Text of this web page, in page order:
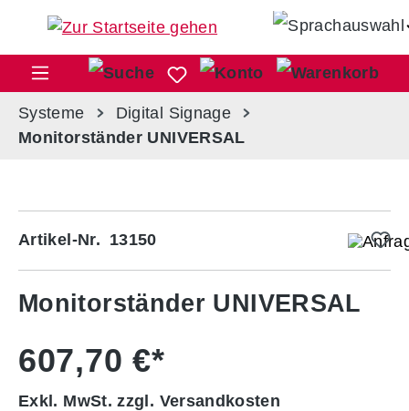
Zum Hauptinhalt springen
Systeme
Digital Signage
Monitorständer UNIVERSAL
Bildergalerie überspringen
Artikel-Nr. 13150
Monitorständer UNIVERSAL
607,70 €*
Exkl. MwSt. zzgl. Versandkosten